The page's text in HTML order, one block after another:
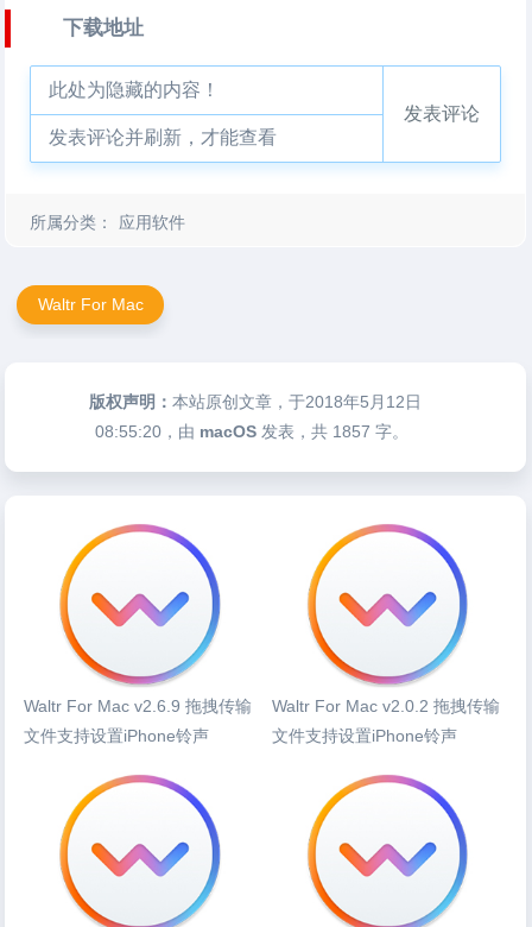
下载地址
此处为隐藏的内容！
发表评论并刷新，才能查看
发表评论
所属分类： 应用软件
Waltr For Mac
版权声明：本站原创文章，于2018年5月12日
08:55:20 ，由 macOS 发表，共 1857 字。
Waltr For Mac v2.6.9 拖拽传输
文件支持设置iPhone铃声
Waltr For Mac v2.0.2 拖拽传输
文件支持设置iPhone铃声